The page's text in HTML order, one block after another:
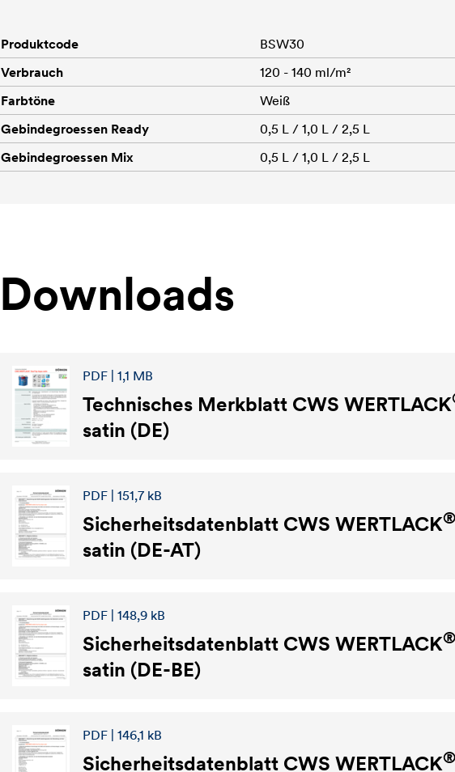
Produktcode
BSW30
Verbrauch
120 - 140 ml/m²
Farbtöne
Weiß
Gebindegroessen Ready
0,5 L / 1,0 L / 2,5 L
Gebindegroessen Mix
0,5 L / 1,0 L / 2,5 L
Downloads
PDF | 1,1 MB
Technisches Merkblatt CWS WERTLACK
satin (DE)
PDF | 151,7 kB
Sicherheitsdatenblatt CWS WERTLACK®
satin (DE-AT)
PDF | 148,9 kB
Sicherheitsdatenblatt CWS WERTLACK®
satin (DE-BE)
PDF | 146,1 kB
Sicherheitsdatenblatt CWS WERTLACK®